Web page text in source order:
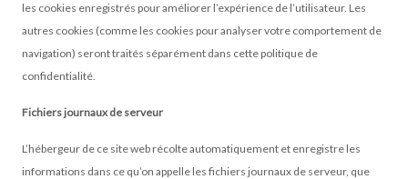
les cookies enregistrés pour améliorer l’expérience de l’utilisateur. Les
autres cookies (comme les cookies pour analyser votre comportement de
navigation) seront traités séparément dans cette politique de
confidentialité.
Fichiers journaux de serveur
L’hébergeur de ce site web récolte automatiquement et enregistre les
informations dans ce qu’on appelle les fichiers journaux de serveur, que